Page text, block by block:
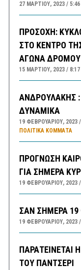
27 ΜΑΡΤΊΟΥ, 2023
ΠΡΟΣΟΧΗ:
ΣΤΟ ΚΕΝΤΡΟ
ΑΓΩΝΑ ΔΡΟΜΟΥ
15 ΜΑΡΤΊΟΥ, 2023
ΑΝΔΡΟΥΛΑΚΗΣ
ΔΥΝΑΜΙΚΑ
19 ΦΕΒΡΟΥΑΡΊΟΥ, 2023
ΠΟΛΙΤΙΚΆ ΚΌΜΜΑΤΑ
ΠΡΟΓΝΩΣΗ
ΓΙΑ ΣΗΜΕΡΑ
19 ΦΕΒΡΟΥΑΡΊΟΥ, 2023
ΣΑΝ ΣΗΜΕΡΑ 19
19 ΦΕΒΡΟΥΑΡΊΟΥ, 2023
ΠΑΡΑΤΕΙΝΕΤΑΙ
ΤΟΥ ΠΑΝΤΣΕΡΙ